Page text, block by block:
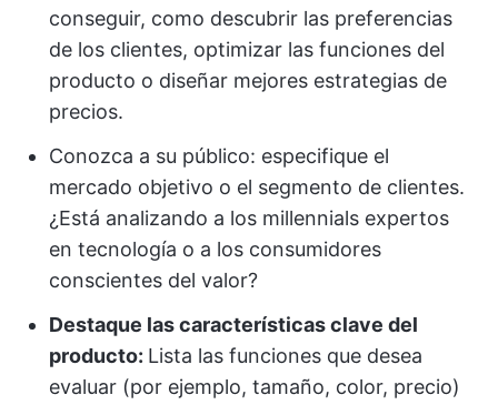
conseguir, como descubrir las preferencias
de los clientes, optimizar las funciones del
producto o diseñar mejores estrategias de
precios.
Conozca a su público: especifique el
mercado objetivo o el segmento de clientes.
¿Está analizando a los millennials expertos
en tecnología o a los consumidores
conscientes del valor?
Destaque las características clave del
producto: Lista las funciones que desea
evaluar (por ejemplo, tamaño, color, precio)